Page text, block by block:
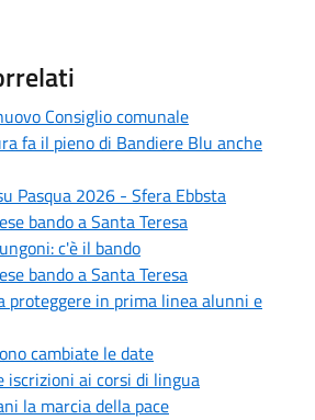
Consiglio comunale
fa il pieno di Bandiere Blu anche
Pasqua 2026 - Sfera Ebbsta
bando a Santa Teresa
c'è il bando
bando a Santa Teresa
proteggere in prima linea alunni e
cambiate le date
iscrizioni ai corsi di lingua
la marcia della pace